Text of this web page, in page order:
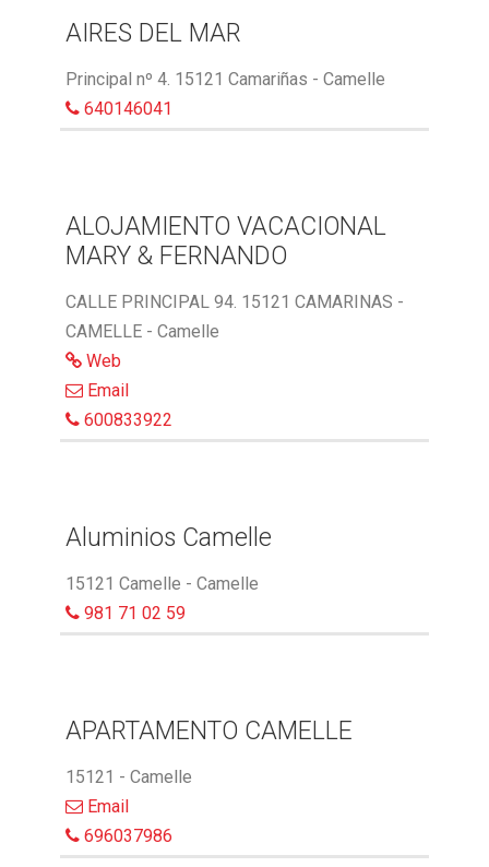
AIRES DEL MAR
Principal nº 4. 15121 Camariñas - Camelle
640146041
ALOJAMIENTO VACACIONAL
MARY & FERNANDO
CALLE PRINCIPAL 94. 15121 CAMARINAS -
CAMELLE - Camelle
Web
Email
600833922
Aluminios Camelle
15121 Camelle - Camelle
981 71 02 59
APARTAMENTO CAMELLE
15121 - Camelle
Email
696037986